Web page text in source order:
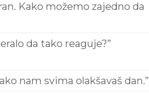
Kako možemo zajedno da
da tako reaguje?”
nam svima olakšavaš dan.”